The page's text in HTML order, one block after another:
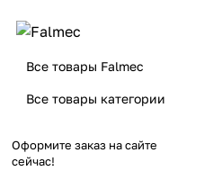
Все товары Falmec
Все товары категории
Оформите заказ на сайте
сейчас!